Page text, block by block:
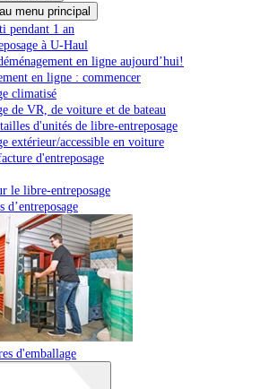
menu principal
pendant 1 an
à U-Haul
en ligne aujourd’hui!
en ligne : commencer
climatisé
de VR, de voiture et de bateau
d'unités de libre-entreposage
extérieur/accessible en voiture
d'entreposage
le libre-entreposage
d’entreposage
d'emballage